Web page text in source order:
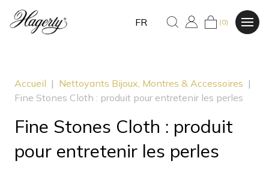
FR (0)
Accueil | Nettoyants Bijoux, Montres & Accessoires |
Fine Stones Cloth : produit pour entretenir les perles
Fine Stones Cloth : produit
pour entretenir les perles